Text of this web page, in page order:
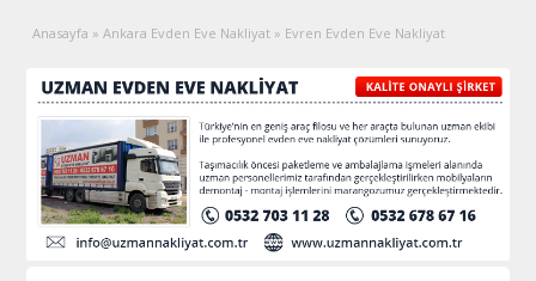
Anasayfa » Ankara Evden Eve Nakliyat » Evren Evden Eve Nakliyat